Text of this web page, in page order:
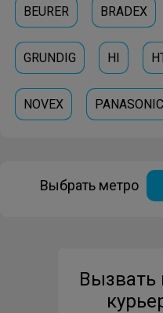
BEURER BRADEX
GRUNDIG HI
NOVEX PANASONIC
Выбрать метро
Вызвать